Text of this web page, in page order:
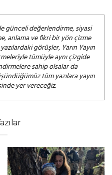
günceli değerlendirme, siyasi
anlama ve fikri bir yön çizme
görüşler, Yarın Yayın
tümüyle aynı çizgide
sahip olsalar da
tüm yazılara yayın
yer vereceğiz.